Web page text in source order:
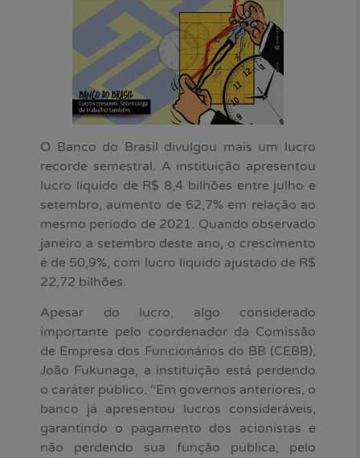
O Banco do Brasil divulgou mais um lucro
recorde semestral. A instituição apresentou
lucro líquido de R$ 8,4 bilhões entre julho e
setembro, aumento de 62,7% em relação ao
mesmo período de 2021. Quando observado
janeiro a setembro deste ano, o crescimento
é de 50,9%, com lucro líquido ajustado de R$
22,72 bilhões.
Apesar do lucro, algo considerado
importante pelo coordenador da Comissão
de Empresa dos Funcionários do BB (CEBB),
João Fukunaga, a instituição está perdendo
o caráter público. “Em governos anteriores, o
banco já apresentou lucros consideráveis,
garantindo o pagamento dos acionistas e
não perdendo sua função pública, pelo